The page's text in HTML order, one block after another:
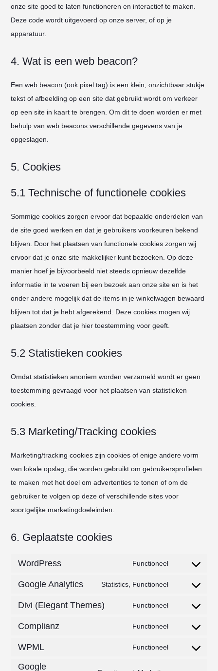
onze site goed te laten functioneren en interactief te maken.
Deze code wordt uitgevoerd op onze server, of op je
apparatuur.
4. Wat is een web beacon?
Een web beacon (ook pixel tag) is een klein, onzichtbaar stukje
tekst of afbeelding op een site dat gebruikt wordt om verkeer
op een site in kaart te brengen. Om dit te doen worden er met
behulp van web beacons verschillende gegevens van je
opgeslagen.
5. Cookies
5.1 Technische of functionele cookies
Sommige cookies zorgen ervoor dat bepaalde onderdelen van
de site goed werken en dat je gebruikers voorkeuren bekend
blijven. Door het plaatsen van functionele cookies zorgen wij
ervoor dat je onze site makkelijker kunt bezoeken. Op deze
manier hoef je bijvoorbeeld niet steeds opnieuw dezelfde
informatie in te voeren bij een bezoek aan onze site en is het
onder andere mogelijk dat de items in je winkelwagen bewaard
blijven tot dat je hebt afgerekend. Deze cookies mogen wij
plaatsen zonder dat je hier toestemming voor geeft.
5.2 Statistieken cookies
Omdat statistieken anoniem worden verzameld wordt er geen
toestemming gevraagd voor het plaatsen van statistieken
cookies.
5.3 Marketing/Tracking cookies
Marketing/tracking cookies zijn cookies of enige andere vorm
van lokale opslag, die worden gebruikt om gebruikersprofielen
te maken met het doel om advertenties te tonen of om de
gebruiker te volgen op deze of verschillende sites voor
soortgelijke marketingdoeleinden.
6. Geplaatste cookies
WordPress
Functioneel
Consent
wordpress
Google Analytics
Statistics, Functioneel
Consent
google-
analytics
Divi (Elegant Themes)
Functioneel
Consent
Complianz
Functioneel
Consent
WPML
Functioneel
Consent
Google